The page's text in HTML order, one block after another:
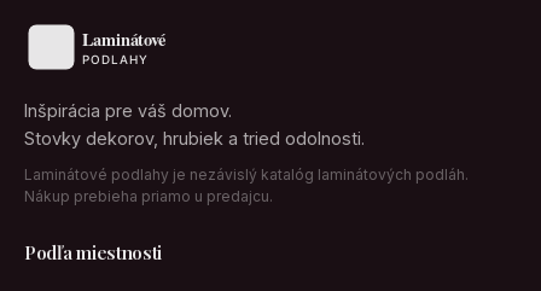
Inšpirácia pre váš domov.
Stovky dekorov, hrubiek a tried odolnosti.
Laminátové podlahy je nezávislý katalóg laminátových podláh.
Nákup prebieha priamo u predajcu.
Podľa miestnosti